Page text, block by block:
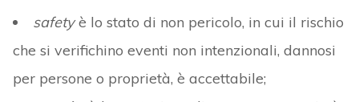
safetyè lo stato di non pericolo, in cui il rischio
che si verifichino eventi non intenzionali, dannosi
per persone o proprietà, è accettabile;